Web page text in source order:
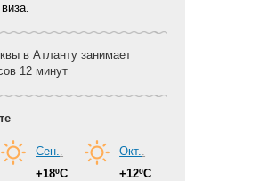
в Атланту занимает
12 минут
Сен..
+18ºC
Окт..
+12ºC